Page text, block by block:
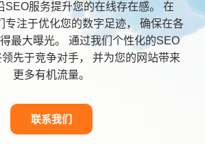
SEO服务提升您的在线存在感。 在
专注于优化您的数字足迹， 确保在各
最大曝光。 通过我们个性化的SEO
先于竞争对手， 并为您的网站带来
更多有机流量。
联系我们